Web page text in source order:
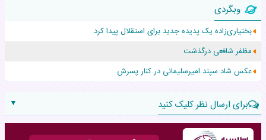
افزایش قد این دختر، چند میلیون دلار برای پدرش خرج داشته
حرکت غیرقانونی یک پرستار، جان دوقلوها را نجات داد!
عجیب‌ترین تولد در ۵/۵/۵ امسال که همه را شوکه کرد!
وبگردی
بختیاری‌زاده یک پدیده جدید برای استقلال پیدا کرد
مظفر شافعی درگذشت
عکس شاد سپند امیرسلیمانی در کنار پسرش
برای ارسال نظر کلیک کنید
▼
نام: